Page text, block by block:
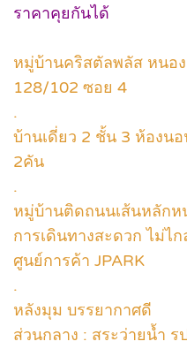
ราคาคุยกันได้
หมู่บ้านคริสตัลพลัส หนอ
128/102 ซอย 4
.
บ้านเดี่ยว 2 ชั้น 3 ห้องน
2คัน
.
หมู่บ้านติดถนนเส้นหลักห
การเดินทางสะดวก ไม่ไ
ศูนย์การค้า JPARK
.
หลังมุม บรรยากาศดี
ส่วนกลาง : สระว่ายน้ำ ร